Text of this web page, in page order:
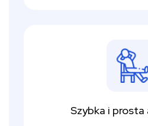
Szybka i prosta